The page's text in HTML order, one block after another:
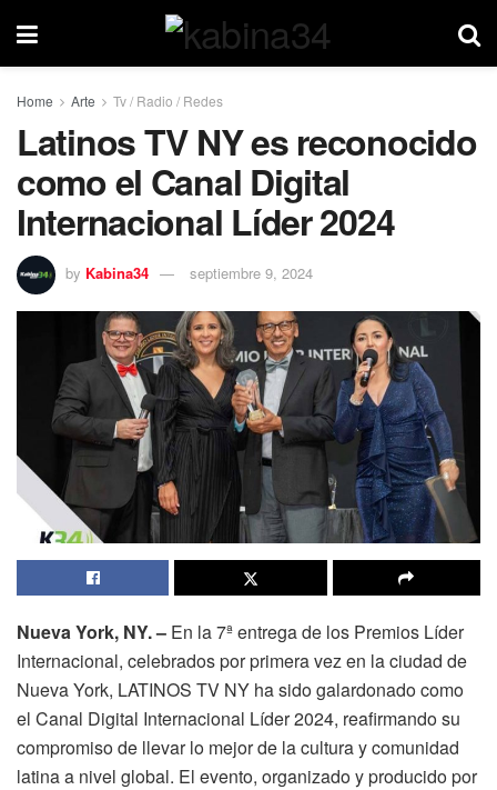
Home Arte Tv / Radio / Redes
Latinos TV NY es reconocido
como el Canal Digital
Internacional Líder 2024
by Kabina34 septiembre 9, 2024
Nueva York, NY. – En la 7ª entrega de los Premios Líder
Internacional, celebrados por primera vez en la ciudad de
Nueva York, LATINOS TV NY ha sido galardonado como
el Canal Digital Internacional Líder 2024, reafirmando su
compromiso de llevar lo mejor de la cultura y comunidad
latina a nivel global. El evento, organizado y producido por